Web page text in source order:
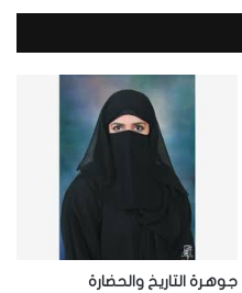
جوهرة التاريخ والحضارة